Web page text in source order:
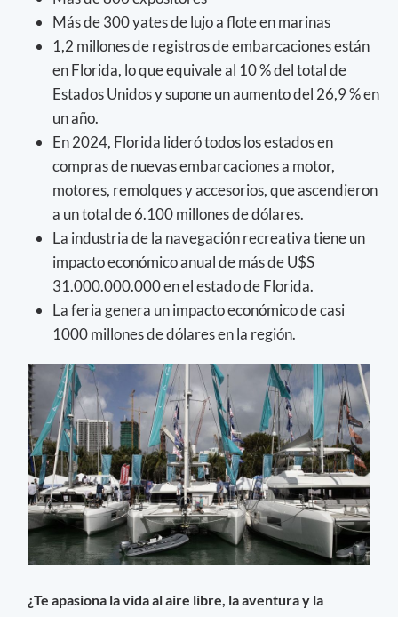
Más de 300 yates de lujo a flote en marinas
1,2 millones de registros de embarcaciones están
en Florida, lo que equivale al 10 % del total de
Estados Unidos y supone un aumento del 26,9 % en
un año.
En 2024, Florida lideró todos los estados en
compras de nuevas embarcaciones a motor,
motores, remolques y accesorios, que ascendieron
a un total de 6.100 millones de dólares.
La industria de la navegación recreativa tiene un
impacto económico anual de más de U$S
31.000.000.000 en el estado de Florida.
La feria genera un impacto económico de casi
1000 millones de dólares en la región.
¿Te apasiona la vida al aire libre, la aventura y la